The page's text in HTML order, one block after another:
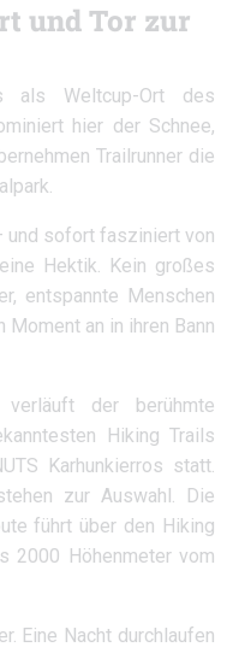
und Tor zur
als Weltcup-Ort des
hier der Schnee,
Trailrunner die
und sofort fasziniert von
Hektik. Kein großes
entspannte Menschen
Moment an in ihren Bann
der berühmte
Hiking Trails
Karhunkierros statt.
zur Auswahl. Die
führt über den Hiking
2000 Höhenmeter vom
Eine Nacht durchlaufen